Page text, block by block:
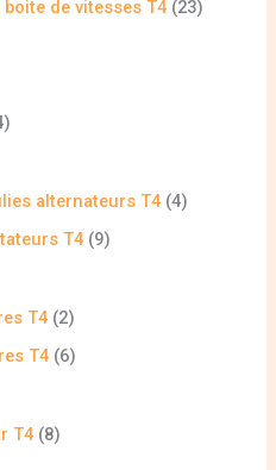
de vitesses T4 23
alternateurs T4 4
T4 9
T4 2
T4 6
T4 8